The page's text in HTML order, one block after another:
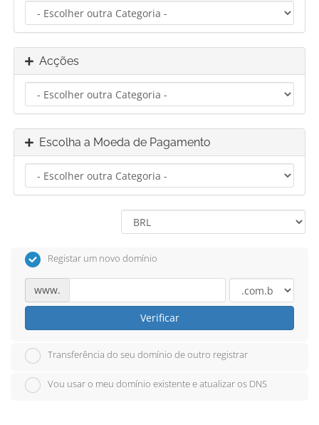
Acções
Escolha a Moeda de Pagamento
Registar um novo domínio
www.
Verificar
Transferência do seu domínio de outro registrar
Vou usar o meu domínio existente e atualizar os DNS